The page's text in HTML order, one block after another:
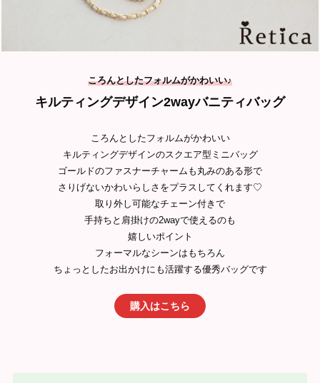
ころんとしたフォルムがかわいい♪
キルティングデザイン2wayバニティバッグ
ころんとしたフォルムがかわいい
キルティングデザインのスクエア型ミニバッグ
ゴールドのファスナーチャームも丸みのある形で
さりげないかわいらしさをプラスしてくれます♡
取り外し可能なチェーン付きで
手持ちと肩掛けの2wayで使えるのも
嬉しいポイント
フォーマルなシーンはもちろん
ちょっとしたお出かけにも活躍する優秀バッグです
購入はこちら